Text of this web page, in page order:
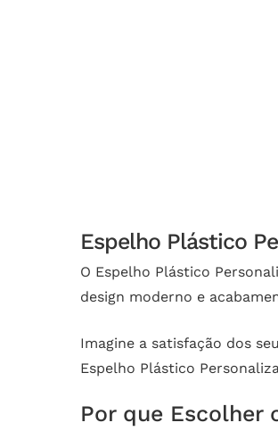
Espelho Plástico
O Espelho Plástico
design moderno e
Imagine a satisfação dos
Espelho Plástico
Por que Escolher